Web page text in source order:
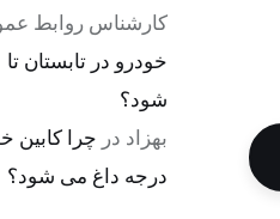
کارشناس روابط
شود؟
بهزاد در
درجه داغ می شود؟